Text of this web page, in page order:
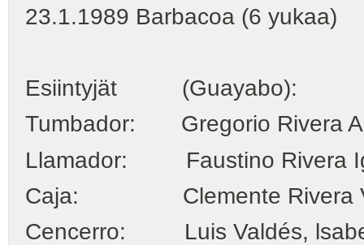
23.1.1989 Barbacoa (6 yukaa)
Esiintyjät (Guayabo):
Tumbador: Gregorio Rivera
Llamador: Faustino Rivera
Caja: Clemente Rivera
Cencerro: Luis Valdés,